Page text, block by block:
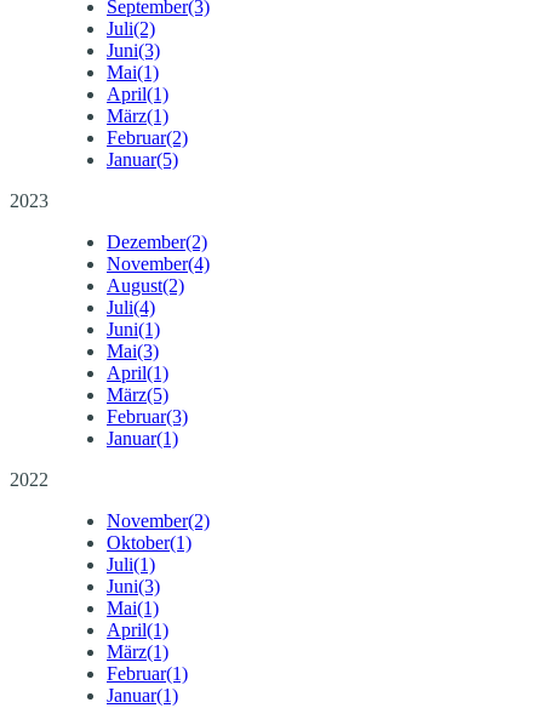
September(3)
Juli(2)
Juni(3)
Mai(1)
April(1)
März(1)
Februar(2)
Januar(5)
2023
Dezember(2)
November(4)
August(2)
Juli(4)
Juni(1)
Mai(3)
April(1)
März(5)
Februar(3)
Januar(1)
2022
November(2)
Oktober(1)
Juli(1)
Juni(3)
Mai(1)
April(1)
März(1)
Februar(1)
Januar(1)